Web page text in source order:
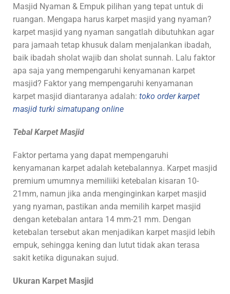
Masjid Nyaman & Empuk pilihan yang tepat untuk di
ruangan. Mengapa harus karpet masjid yang nyaman?
karpet masjid yang nyaman sangatlah dibutuhkan agar
para jamaah tetap khusuk dalam menjalankan ibadah,
baik ibadah sholat wajib dan sholat sunnah. Lalu faktor
apa saja yang mempengaruhi kenyamanan karpet
masjid? Faktor yang mempengaruhi kenyamanan
karpet masjid diantaranya adalah: toko order karpet
masjid turki simatupang online
Tebal Karpet Masjid
Faktor pertama yang dapat mempengaruhi
kenyamanan karpet adalah ketebalannya. Karpet masjid
premium umumnya memiliiki ketebalan kisaran 10-
21mm, namun jika anda menginginkan karpet masjid
yang nyaman, pastikan anda memilih karpet masjid
dengan ketebalan antara 14 mm-21 mm. Dengan
ketebalan tersebut akan menjadikan karpet masjid lebih
empuk, sehingga kening dan lutut tidak akan terasa
sakit ketika digunakan sujud.
Ukuran Karpet Masjid